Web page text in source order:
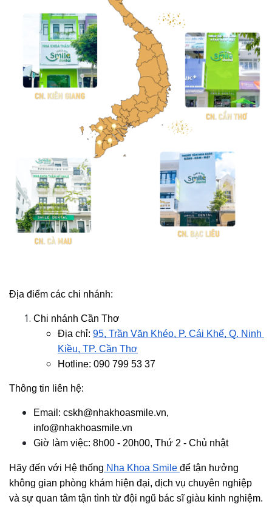
Địa điểm các chi nhánh:
Chi nhánh Cần Thơ
Địa chỉ: 95, Trần Văn Khéo, P. Cái Khế, Q. Ninh
Kiều, TP. Cần Thơ
Hotline: 090 799 53 37
Thông tin liên hệ:
Email: cskh@nhakhoasmile.vn,
info@nhakhoasmile.vn
Giờ làm việc: 8h00 - 20h00, Thứ 2 - Chủ nhật
Hãy đến với Hệ thống Nha Khoa Smile để tận hưởng
không gian phòng khám hiện đại, dịch vụ chuyên nghiệp
và sự quan tâm tận tình từ đội ngũ bác sĩ giàu kinh nghiệm.